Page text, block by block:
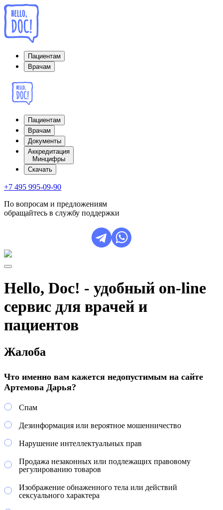
Пациентам
Врачам
Пациентам
Врачам
Документы
Аккредитация
Минцифры
Cкачать
+7 495 995-09-90
По вопросам и предложениям
обращайтесь в службу поддержки
Hello, Doc! - удобный on-line
сервис для врачей и
пациентов
Жалоба
Что именно вам кажется недопустимым на сайте
Артемова Дарья?
Спам
Дезинформация или вероятное мошенничество
Нарушение интеллектуальных прав
Продажа незаконных или подлежащих правовому
регулированию товаров
Изображение обнаженного тела или действий
сексуального характера